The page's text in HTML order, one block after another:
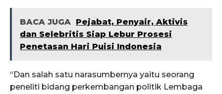
BACA JUGA Pejabat, Penyair, Aktivis
dan Selebritis Siap Lebur Prosesi
Penetasan Hari Puisi Indonesia
“Dan salah satu narasumbernya yaitu seorang
peneliti bidang perkembangan politik Lembaga